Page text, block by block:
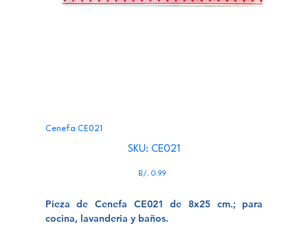
Cenefa CE021
SKU:
SKU
CE021
CE021
Precio
B/. 0.99
Pieza de Cenefa CE021 de 8x25 cm.; para
cocina, lavanderia y baños.